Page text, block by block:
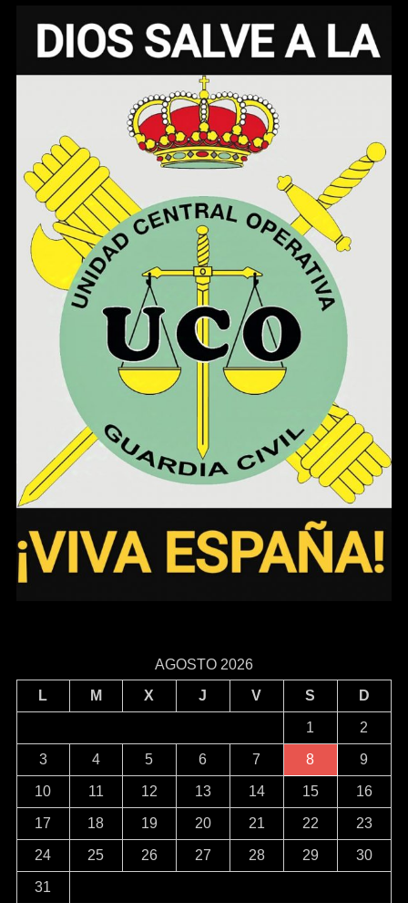
AGOSTO 2026
L
M X J V S D
1 2
3 4 5 6 7 8 9
10 11 12 13 14 15 16
17 18 19 20 21 22 23
24 25 26 27 28 29 30
31